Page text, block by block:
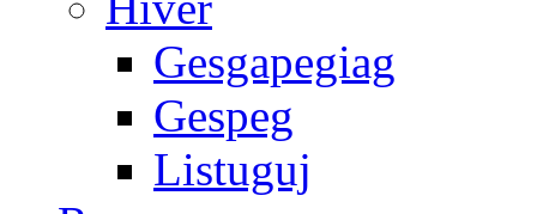
Gesgapegiag
Gespeg
Listuguj